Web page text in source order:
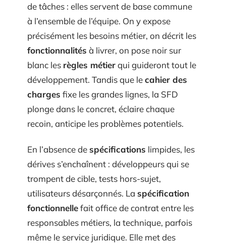
de tâches : elles servent de base commune
à l’ensemble de l’équipe. On y expose
précisément les besoins métier, on décrit les
fonctionnalités à livrer, on pose noir sur
blanc les règles métierqui guideront tout le
développement. Tandis que lecahier des
charges fixe les grandes lignes, la SFD
plonge dans le concret, éclaire chaque
recoin, anticipe les problèmes potentiels.
En l’absence despécifications limpides, les
dérives s’enchaînent : développeurs qui se
trompent de cible, tests hors-sujet,
utilisateurs désarçonnés. La spécification
fonctionnellefait office de contrat entre les
responsables métiers, la technique, parfois
même le service juridique. Elle met des